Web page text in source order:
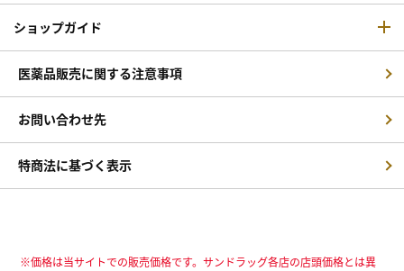
ショップガイド
医薬品販売に関する注意事項
お問い合わせ先
特商法に基づく表示
※価格は当サイトでの販売価格です。サンドラッグ各店の店頭価格とは異